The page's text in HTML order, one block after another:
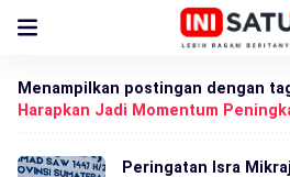
Menampilkan postingan dengan
Harapkan Jadi Momentum
Peringatan Isra